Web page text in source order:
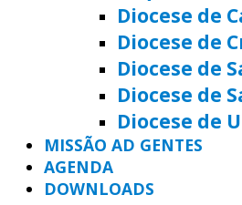
Diocese de
Diocese de
Diocese de
Diocese de
Diocese de
MISSÃO AD GENTES
AGENDA
DOWNLOADS